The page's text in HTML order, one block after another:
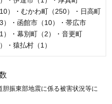
）・むかわ町（250）・日高町
）・函館市（10）・帯広市
）・幕別町（2）・音更町
・猿払村（1）
胆振東部地震に係る被害状況等に